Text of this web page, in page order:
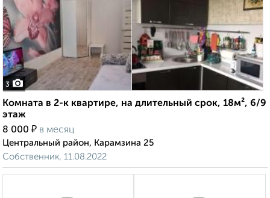
3
Комната в 2-к квартире, на длительный срок, 18м², 6/9
этаж
8 000 ₽ в месяц
Центральный район, Карамзина 25
Собственник, 11.08.2022